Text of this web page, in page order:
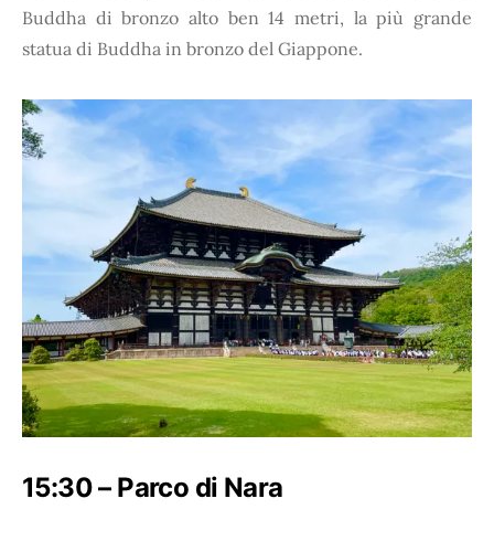
Buddha di bronzo alto ben 14 metri, la più grande
statua di Buddha in bronzo del Giappone.
15:30 – Parco di Nara